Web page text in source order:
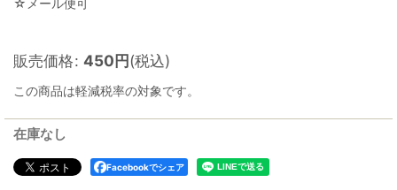
☆メール便可
販売価格: 450円(税込)
この商品は軽減税率の対象です。
在庫なし
Facebookでシェア